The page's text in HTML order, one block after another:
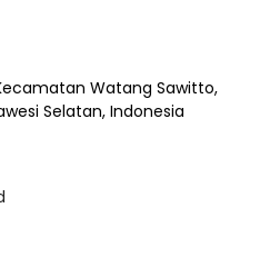
Watang Sawitto,
Selatan, Indonesia